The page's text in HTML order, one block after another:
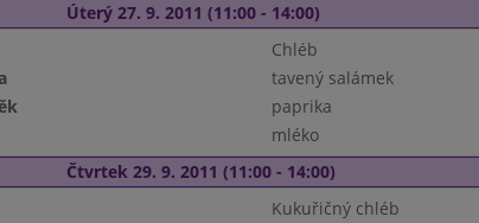
Úterý 27. 9. 2011 (11:00 - 14:00)
Chléb
tavený salámek
paprika
mléko
Čtvrtek 29. 9. 2011 (11:00 - 14:00)
Kukuřičný chléb